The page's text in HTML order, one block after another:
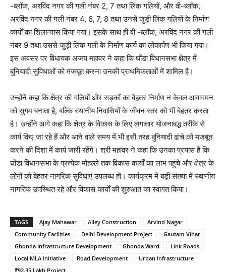
-ब्लॉक, अरविंद नगर की गली नंबर 2, 7 तथा लिंक गलियों, और वी-ब्लॉक,
अरविंद नगर की गली नंबर 4, 6, 7, 8 तथा उनसे जुड़ी लिंक गलियों के निर्माण
कार्यों का शिलान्यास किया गया। इसके साथ ही वी -ब्लॉक, अरविंद नगर की गली
नंबर 9 तथा उससे जुड़ी लिंक गली के निर्माण कार्य का लोकार्पण भी किया गया।
इस अवसर पर विधायक अजय महावर ने कहा कि घोंडा विधानसभा क्षेत्र में
बुनियादी सुविधाओं को मजबूत करना उनकी प्राथमिकताओं में शामिल है।
उन्होंने कहा कि क्षेत्र की गलियों और सड़कों का बेहतर निर्माण न केवल आवागमन
को सुगम बनाता है, बल्कि स्थानीय निवासियों के जीवन स्तर को भी बेहतर करता
है। उन्होंने आगे कहा कि क्षेत्र के विकास के लिए लगातार योजनाबद्ध तरीके से
कार्य किए जा रहे हैं और आने वाले समय में भी इसी तरह बुनियादी ढांचे को मजबूत
करने की दिशा में कार्य जारी रहेंगे। श्री महावर ने कहा कि उनका प्रयास है कि
घोंडा विधानसभा के प्रत्येक मोहल्ले तक विकास कार्यों का लाभ पहुंचे और क्षेत्र के
लोगों को बेहतर नागरिक सुविधाएं उपलब्ध हों। कार्यक्रम में बड़ी संख्या में स्थानीय
नागरिक उपस्थित रहे और विकास कार्यों की शुरुआत का स्वागत किया।
TAGS Ajay Mahawar Alley Construction
Arvind Nagar
Community Facilities
Delhi Development Project
Gautam Vihar
Ghonda Infrastructure Development
Ghonda Ward
Link Roads
Local MLA Initiative
Road Development
Urban Infrastructure
₹92.35 Lakh Project